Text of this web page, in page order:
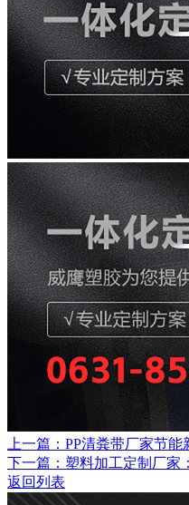
上一篇：PP清粪带厂家节
下一篇：塑料加工定制厂家
返回列表